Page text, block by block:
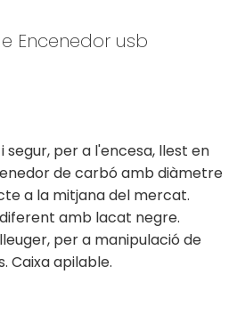
Encenedor usb
segur, per a l'encesa, llest en
de carbó amb diàmetre
a la mitjana del mercat.
amb lacat negre.
per a manipulació de
Caixa apilable.